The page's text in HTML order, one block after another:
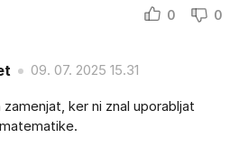
0 0
09. 07. 2025 15.31
ker ni znal uporabljat